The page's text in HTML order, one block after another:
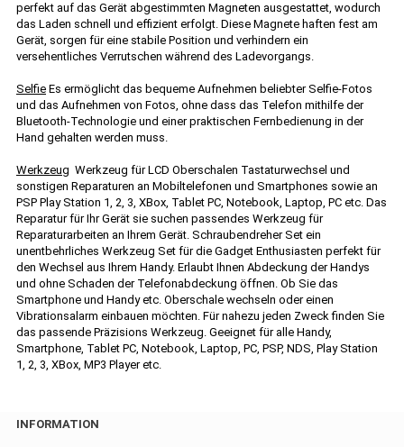
perfekt auf das Gerät abgestimmten Magneten ausgestattet, wodurch
das Laden schnell und effizient erfolgt. Diese Magnete haften fest am
Gerät, sorgen für eine stabile Position und verhindern ein
versehentliches Verrutschen während des Ladevorgangs.
Selfie Es ermöglicht das bequeme Aufnehmen beliebter Selfie-Fotos
und das Aufnehmen von Fotos, ohne dass das Telefon mithilfe der
Bluetooth-Technologie und einer praktischen Fernbedienung in der
Hand gehalten werden muss.
Werkzeug Werkzeug für LCD Oberschalen Tastaturwechsel und
sonstigen Reparaturen an Mobiltelefonen und Smartphones sowie an
PSP Play Station 1, 2, 3, XBox, Tablet PC, Notebook, Laptop, PC etc. Das
Reparatur für Ihr Gerät sie suchen passendes Werkzeug für
Reparaturarbeiten an Ihrem Gerät. Schraubendreher Set ein
unentbehrliches Werkzeug Set für die Gadget Enthusiasten perfekt für
den Wechsel aus Ihrem Handy. Erlaubt Ihnen Abdeckung der Handys
und ohne Schaden der Telefonabdeckung öffnen. Ob Sie das
Smartphone und Handy etc. Oberschale wechseln oder einen
Vibrationsalarm einbauen möchten. Für nahezu jeden Zweck finden Sie
das passende Präzisions Werkzeug. Geeignet für alle Handy,
Smartphone, Tablet PC, Notebook, Laptop, PC, PSP, NDS, Play Station
1, 2, 3, XBox, MP3 Player etc.
INFORMATION